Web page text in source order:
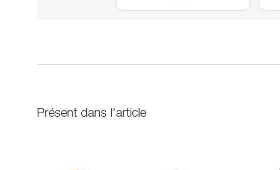
Présent dans l'article